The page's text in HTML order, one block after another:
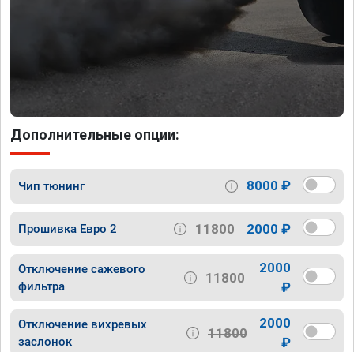
Дополнительные опции:
Чип тюнинг 8000 ₽
Прошивка Евро 2 11800 2000 ₽
Отключение сажевого
фильтра
11800
2000
₽
Отключение вихревых
заслонок
11800
2000
₽